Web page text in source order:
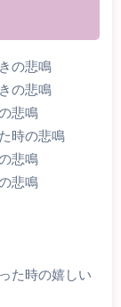
の悲鳴
の悲鳴
悲鳴
時の悲鳴
悲鳴
悲鳴
た時の嬉しい